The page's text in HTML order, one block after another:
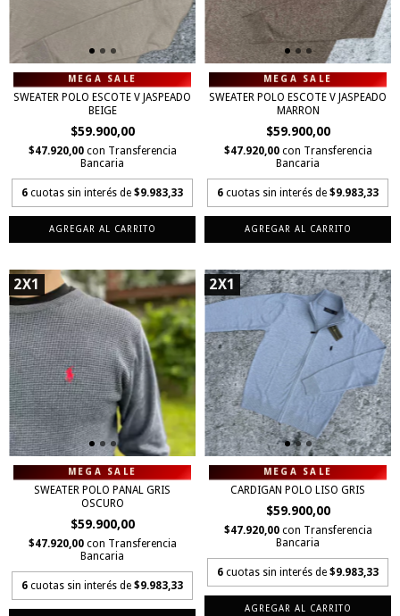
SWEATER POLO ESCOTE V JASPEADO
BEIGE
$59.900,00
$47.920,00 con Transferencia
Bancaria
6 cuotas sin interés de $9.983,33
AGREGAR AL CARRITO
SWEATER POLO ESCOTE V JASPEADO
MARRON
$59.900,00
$47.920,00 con Transferencia
Bancaria
6 cuotas sin interés de $9.983,33
AGREGAR AL CARRITO
2X1
SWEATER POLO PANAL GRIS
OSCURO
$59.900,00
$47.920,00 con Transferencia
Bancaria
6 cuotas sin interés de $9.983,33
2X1
CARDIGAN POLO LISO GRIS
$59.900,00
$47.920,00 con Transferencia
Bancaria
6 cuotas sin interés de $9.983,33
AGREGAR AL CARRITO